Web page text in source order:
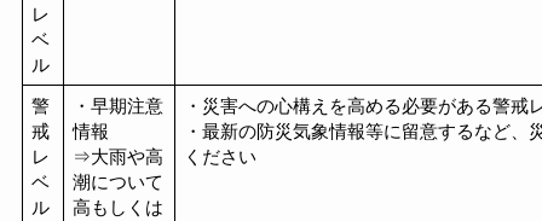
レ
ベ
ル
警
戒
レ
ベ
ル
・早期注意
情報
⇒大雨や高
潮について
高もしくは
・災害への心構えを高める必要がある警戒
・最新の防災気象情報等に留意するなど、
ください